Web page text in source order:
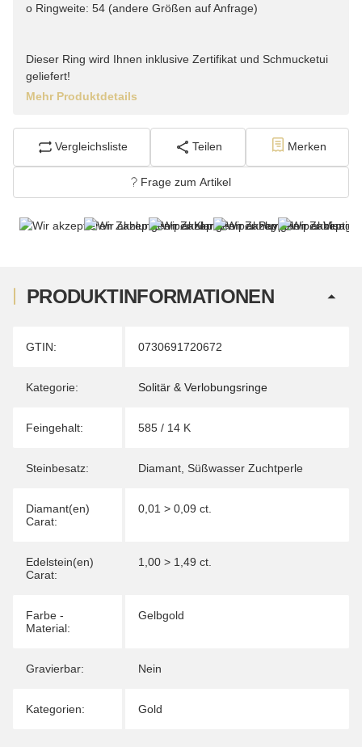
o Ringweite: 54 (andere Größen auf Anfrage)
Dieser Ring wird Ihnen inklusive Zertifikat und Schmucketui
geliefert!
Mehr Produktdetails
Vergleichsliste Teilen Merken
Frage zum Artikel
PRODUKTINFORMATIONEN
Produkteigenschaft
Wert
GTIN: 0730691720672
Kategorie: Solitär & Verlobungsringe
Feingehalt: 585 / 14 K
Steinbesatz: Diamant Süßwasser Zuchtperle
Diamant(en)
Carat:
0,01 > 0,09 ct.
Edelstein(en)
Carat:
1,00 > 1,49 ct.
Farbe -
Material:
Gelbgold
Gravierbar: Nein
Kategorien: Gold